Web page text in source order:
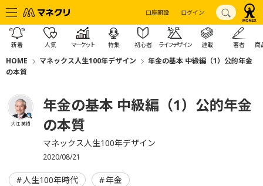
口座開設 ログイン
新着 人気 マーケット 特集 初心者 ライフデザイン 連載 著者 商
HOME マネックス人生100年デザイン
年金の基本 中級編（1）公的年金
の本質
大江 英樹
年金の基本 中級編（1）公的年金
の本質
マネックス人生100年デザイン
2020/08/21
人生100年時代 年金